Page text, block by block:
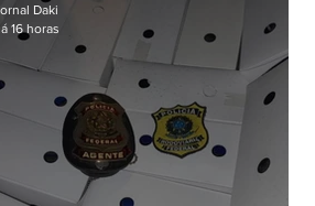
Daki
16 horas